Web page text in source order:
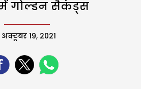
गोल्डन सैकंड्स
अक्टूबर 19, 2021